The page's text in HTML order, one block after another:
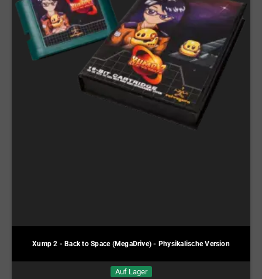
Xump 2 - Back to Space (MegaDrive) - Physikalische Version
Auf Lager